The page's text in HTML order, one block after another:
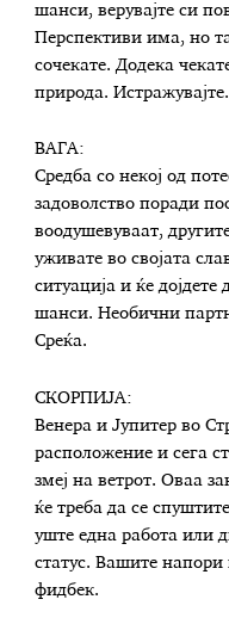
шанси, верувајте си
Перспективи има, но
сочекате. Додека
природа. Истражувајте.
ВАГА:
Средба со некој од
задоволство поради
воодушевуваат,
уживате во својата
ситуација и ќе
шанси. Необични
Среќа.
СКОРПИЈА:
Венера и Јупитер во
расположение и сега
змеј на ветрот. Оваа
ќе треба да се
уште една работа или
статус. Вашите
фидбек.